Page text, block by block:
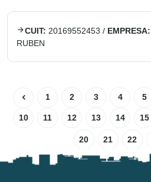
CUIT: 20169552453 / EMPRESA:
RUBEN
1 2 3 4 5
10 11 12 13 14 15
20 21 22